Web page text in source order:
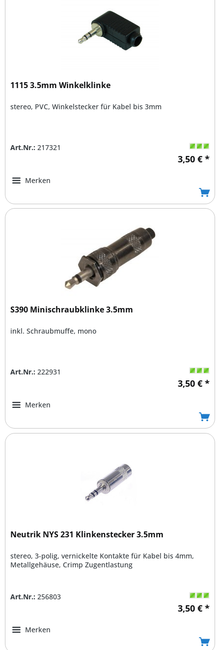
1115 3.5mm Winkelklinke
stereo, PVC, Winkelstecker für Kabel bis 3mm
Art.Nr.: 217321
3,50 € *
Merken
S390 Minischraubklinke 3.5mm
inkl. Schraubmuffe, mono
Art.Nr.: 222931
3,50 € *
Merken
Neutrik NYS 231 Klinkenstecker 3.5mm
stereo, 3-polig, vernickelte Kontakte für Kabel bis 4mm,
Metallgehäuse, Crimp Zugentlastung
Art.Nr.: 256803
3,50 € *
Merken